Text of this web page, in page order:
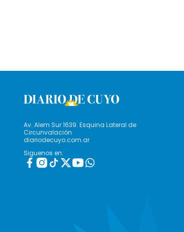
Av. Alem Sur 1639. Esquina Lateral de
Circunvalación
diariodecuyo.com.ar
Siguenos en: